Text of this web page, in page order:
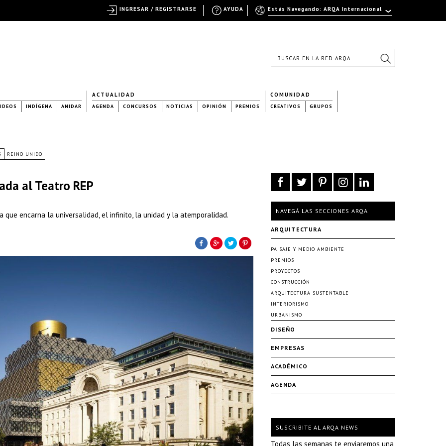
INDÍGENA ANIDAR
ACTUALIDAD
AGENDA CONCURSOS NOTICIAS OPINIÓN PREMIOS
COMUNIDAD
CREATIVOS GRUPOS
REINO UNIDO
al Teatro REP
encarna la universalidad, el infinito, la unidad y la atemporalidad. NAVEGÁ LAS SECCIONES ARQA
ARQUITECTURA
PAISAJE Y MEDIO AMBIENTE
PREMIOS
PROYECTOS
CONSTRUCCIÓN
ARQUITECTURA SUSTENTABLE
INTERIORISMO
URBANISMO
DISEÑO
EMPRESAS
ACADÉMICO
AGENDA
SUSCRIBITE AL ARQA NEWS
Todas las semanas te enviaremos una
Estás Navegando: ARQA Internacional
AYUDA
INGRESAR / REGISTRARSE